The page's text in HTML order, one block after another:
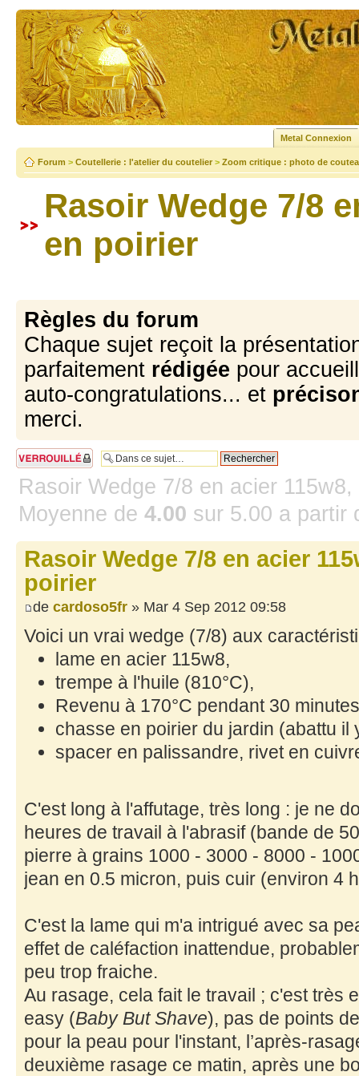
Metal Connexion
Forum > Coutellerie : l'atelier du coutelier > Zoom critique : photo de
Rasoir Wedge 7/8
en poirier
Règles du forum
Chaque sujet reçoit la
parfaitement rédigée pour
auto-congratulations... et
merci.
Sujet verrouillé
Rasoir Wedge 7/8 en acier
Moyenne de 4.00 sur 5.00 a partir
Rasoir Wedge 7/8 en acier
poirier
de cardoso5fr » Mar 4 Sep 2012 09:58
Voici un vrai wedge (7/8) aux
lame en acier 115w8,
trempe à l'huile (810°C),
Revenu à 170°C pendant 30
chasse en poirier du jardin (abattu il
spacer en palissandre, rivet en
C'est long à l'affutage, très long : je ne
heures de travail à l'abrasif (bande de
pierre à grains 1000 - 3000 - 8000 -
jean en 0.5 micron, puis cuir (environ 4
C'est la lame qui m'a intrigué avec sa
effet de caléfaction inattendue,
peu trop fraiche.
Au rasage, cela fait le travail ; c'est très
easy (Baby But Shave), pas de points
pour la peau pour l'instant, l’après-
deuxième rasage ce matin, après une